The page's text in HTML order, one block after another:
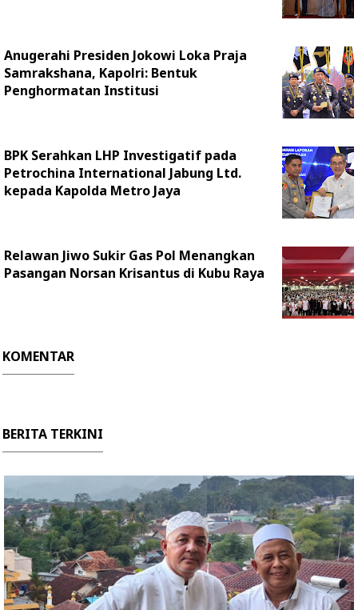
Anugerahi Presiden Jokowi Loka Praja
Samrakshana, Kapolri: Bentuk
Penghormatan Institusi
BPK Serahkan LHP Investigatif pada
Petrochina International Jabung Ltd.
kepada Kapolda Metro Jaya
Relawan Jiwo Sukir Gas Pol Menangkan
Pasangan Norsan Krisantus di Kubu Raya
KOMENTAR
BERITA TERKINI